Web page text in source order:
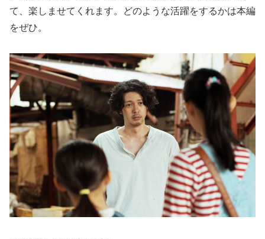
て、楽しませてくれます。どのような活躍をするかは本編
をぜひ。